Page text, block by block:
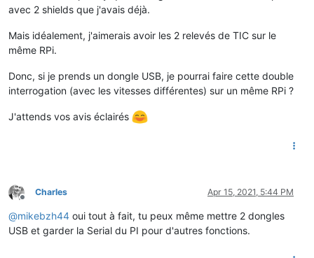
avec 2 shields que j'avais déjà.
Mais idéalement, j'aimerais avoir les 2 relevés de TIC sur le
même RPi.
Donc, si je prends un dongle USB, je pourrai faire cette double
interrogation (avec les vitesses différentes) sur un même RPi ?
J'attends vos avis éclairés
Offline
Charles Apr 15, 2021, 5:44 PM
@mikebzh44 oui tout à fait, tu peux même mettre 2 dongles
USB et garder la Serial du PI pour d'autres fonctions.